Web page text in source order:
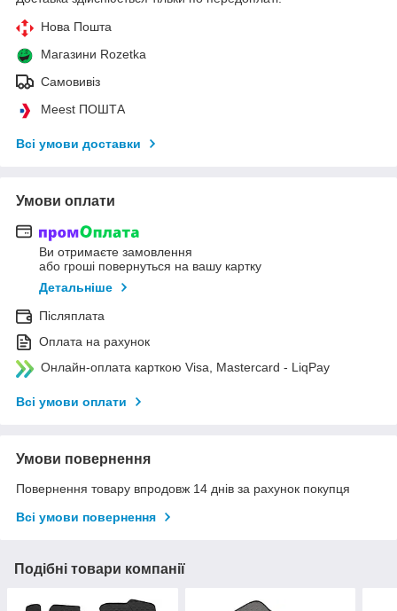
Нова Пошта
Магазини Rozetka
Самовивіз
Meest ПОШТА
Всі умови доставки
Умови оплати
Ви отримаєте замовлення
або гроші повернуться на вашу картку
Детальніше
Післяплата
Оплата на рахунок
Онлайн-оплата карткою Visa, Mastercard - LiqPay
Всі умови оплати
Умови повернення
Повернення товару впродовж 14 днів за рахунок покупця
Всі умови повернення
Подібні товари компанії